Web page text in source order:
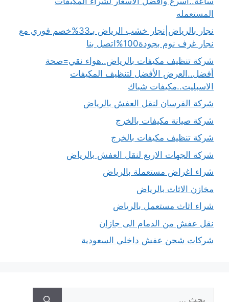
المستعمله
نجار بالرياض|نجار خشب الرياض بـ33%خصم فوري مع
نجار غرف نوم بجودة100%اتصل بنا
شركة تنظيف مكيفات بالرياض..هواء نقي=صحة
أفضل..العرض الأفضل لتنظيف المكيفات
الاسبليت..مكيفات شباك
شركة الفرسان لنقل العفش بالرياض
شركة صيانة مكيفات بالخرج
شركة تنظيف مكيفات بالخرج
شركة الجهات الاربع لنقل العفش بالرياض
شراء اغراض مستعملة بالرياض
مخازن الاثاث بالرياض
شراء اثاث مستعمل بالرياض
نقل عفش من الدمام الى جازان
شركات شحن عفش داخلي السعودية